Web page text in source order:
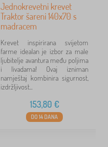
Jednokrevetni krevet
Traktor šareni 140x70 s
madracem
Krevet inspirirana svijetom
farme idealan je izbor za male
ljubitelje avantura među poljima
i livadama! Ovaj izniman
namještaj kombinira sigurnost,
izdržljivost...
153,80 €
DO 14 DANA